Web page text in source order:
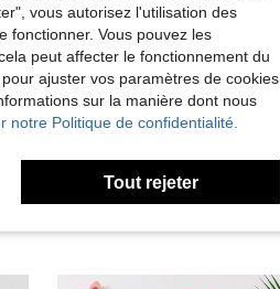
vous autorisez l'utilisation des
fonctionner. Vous pouvez les
peut affecter le fonctionnement du
ajuster vos paramètres de cookies
sur la manière dont nous
notre Politique de confidentialité.
Tout rejeter